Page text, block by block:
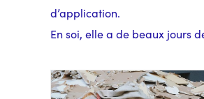
d’application.
En soi, elle a de beaux jours